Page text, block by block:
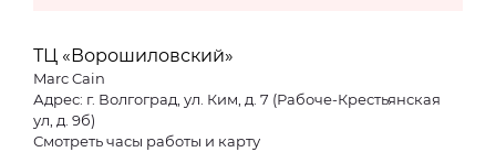
ТЦ «Ворошиловский»
Marc Cain
Адрес: г. Волгоград, ул. Ким, д. 7 (Рабоче-Крестьянская
ул, д. 9б)
Смотреть часы работы и карту